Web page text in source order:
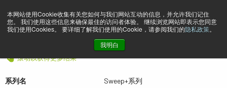
本网站使用Cookie收集有关您如何与我们网站互动的信息，并允许我们记住
您。 我们使用这些信息来确保最佳的访问者体验。 继续浏览网站即表示您同意
我们使用Cookies。 要详细了解我们使用的Cookie，请参阅我们的隐私政策。
我明白
预览 SW-4000Q-10GE
滚动以获得更多结果
系列名
Sweep+系列